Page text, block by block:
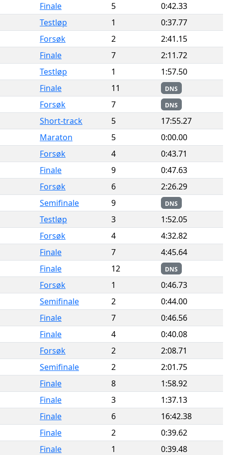
Finale 5
0:42.33
Testløp 1
0:37.77
Forsøk 2
2:41.15
Finale 7
2:11.72
Testløp 1
1:57.50
Finale 11 DNS
Forsøk 7 DNS
Short-track 5
17:55.27
Maraton 5
0:00.00
Forsøk 4
0:43.71
Finale 9
0:47.63
Forsøk 6
2:26.29
Semifinale 9 DNS
Testløp 3
1:52.05
Forsøk 4
4:32.82
Finale 7
4:45.64
Finale 12 DNS
Forsøk 1
0:46.73
Semifinale 2
0:44.00
Finale 7
0:46.56
Finale 4
0:40.08
Forsøk 2
2:08.71
Semifinale 2
2:01.75
Finale 8
1:58.92
Finale 3
1:37.13
Finale 6
16:42.38
Finale 2
0:39.62
Finale 1
0:39.48